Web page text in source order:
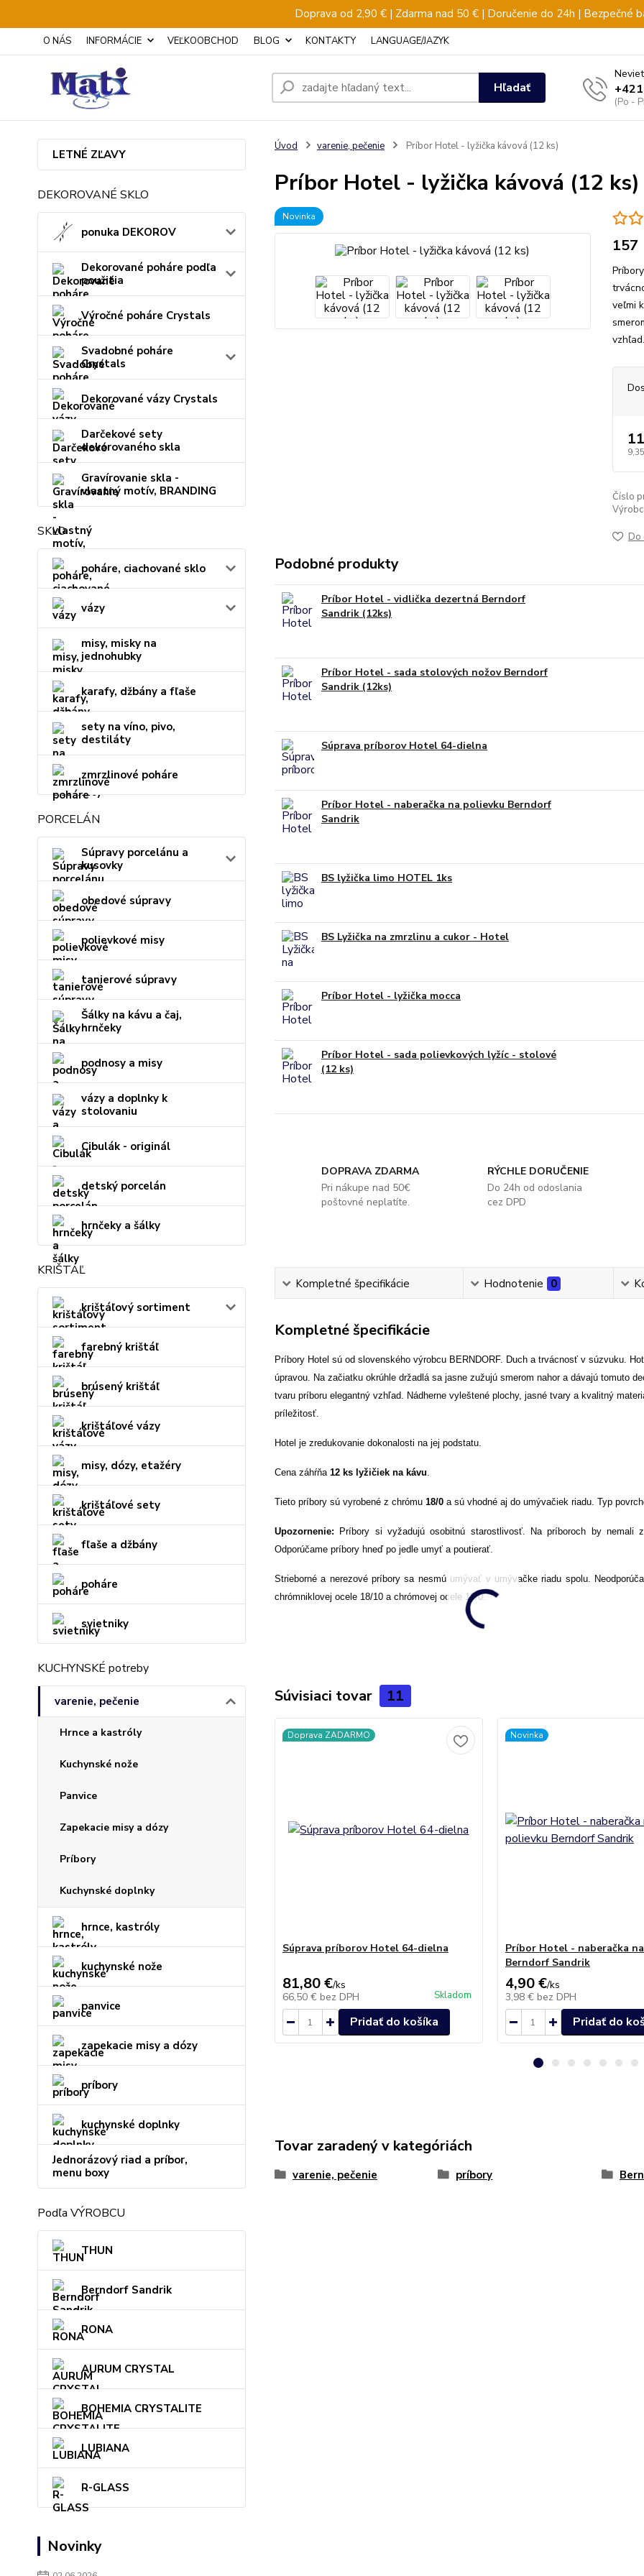
Doprava od 2,90 € | Zdarma nad 50 € | Doručenie do 24h | Bezpečné
O NÁS INFORMÁCIE VEĽKOOBCHOD BLOG KONTAKTY LANGUAGE/JAZYK
Hľadať
(Po -
LETNÉ ZĽAVY
DEKOROVANÉ SKLO
ponuka DEKOROV
Dekorované poháre podľa
použitia
Výročné poháre Crystals
Svadobné poháre
Crystals
Dekorované vázy Crystals
Darčekové sety
dekorovaného skla
Gravírovanie skla -
vlastný motív, BRANDING
SKLO
poháre, ciachované sklo
vázy
misy, misky na
jednohubky
karafy, džbány a fľaše
sety na víno, pivo,
destiláty
zmrzlinové poháre
PORCELÁN
Súpravy porcelánu a
kusovky
obedové súpravy
polievkové misy
tanierové súpravy
Šálky na kávu a čaj,
hrnčeky
podnosy a misy
vázy a doplnky k
stolovaniu
Cibulák - originál
detský porcelán
hrnčeky a šálky
KRIŠTÁĽ
krištáľový sortiment
farebný krištáľ
brúsený krištáľ
krištáľové vázy
misy, dózy, etažéry
krištáľové sety
fľaše a džbány
poháre
svietniky
KUCHYNSKÉ potreby
varenie, pečenie
Hrnce a kastróly
Kuchynské nože
Panvice
Zapekacie misy a dózy
Príbory
Kuchynské doplnky
hrnce, kastróly
kuchynské nože
panvice
zapekacie misy a dózy
príbory
kuchynské doplnky
Jednorázový riad a príbor,
menu boxy
Podľa VÝROBCU
THUN
Berndorf Sandrik
RONA
AURUM CRYSTAL
BOHEMIA CRYSTALITE
LUBIANA
R-GLASS
Novinky
Úvod varenie, pečenie Príbor Hotel - lyžička kávová (12 ks)
Príbor Hotel - lyžička kávová (12 ks)
Novinka
157
veľmi
Číslo
Do
Podobné produkty
Príbor Hotel - vidlička dezertná Berndorf
Sandrik (12ks)
Príbor Hotel - sada stolových nožov Berndorf
Sandrik (12ks)
Súprava príborov Hotel 64-dielna
Príbor Hotel - naberačka na polievku Berndorf
Sandrik
BS lyžička limo HOTEL 1ks
BS Lyžička na zmrzlinu a cukor - Hotel
Príbor Hotel - lyžička mocca
Príbor Hotel - sada polievkových lyžíc - stolové
(12 ks)
DOPRAVA ZDARMA
Pri nákupe nad 50€
poštovné neplatíte.
RÝCHLE DORUČENIE
Do 24h od odoslania
cez DPD
Kompletné špecifikácie Hodnotenie 0
Kompletné špecifikácie
Príbory Hotel sú od slovenského výrobcu BERNDORF. Duch a trvácnosť v súzvuku.
úpravou. Na začiatku okrúhle držadlá sa jasne zužujú smerom nahor a dávajú tomuto
tvaru príboru elegantný vzhľad. Nádherne vyleštené plochy, jasné tvary a kvalitný
príležitosť.
Hotel je zredukovanie dokonalosti na jej podstatu.
Cena záhŕňa 12 ks lyžičiek na kávu.
Tieto príbory sú vyrobené z chrómu 18/0 a sú vhodné aj do umývačiek riadu. Typ
Upozornenie: Príbory si vyžadujú osobitnú starostlivosť. Na príboroch by
Odporúčame príbory hneď po jedle umyť a poutierať.
Strieborné a nerezové príbory sa nesmú umývať v umývačke riadu spolu.
chrómniklovej ocele 18/10 a chrómovej ocele 18/0.
Súvisiaci tovar 11
Doprava ZADARMO
Súprava príborov Hotel 64-dielna
81,80 €/ks
66,50 € bez DPH Skladom
Pridať do košíka
Novinka
Príbor Hotel - naberačka
Berndorf Sandrik
4,90 €/ks
3,98 € bez DPH
Pridať do
Tovar zaradený v kategóriách
varenie, pečenie príbory